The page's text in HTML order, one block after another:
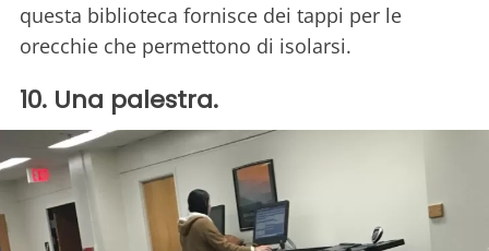
questa biblioteca fornisce dei tappi per le
orecchie che permettono di isolarsi.
10. Una palestra.